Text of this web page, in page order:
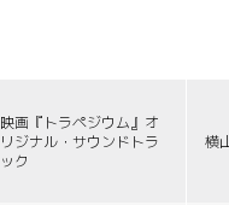
映画『トラペジウム』オ
リジナル・サウンドトラ
ック
横